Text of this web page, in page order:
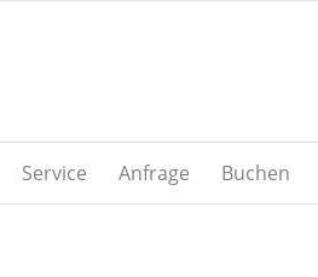
Service Anfrage Buchen